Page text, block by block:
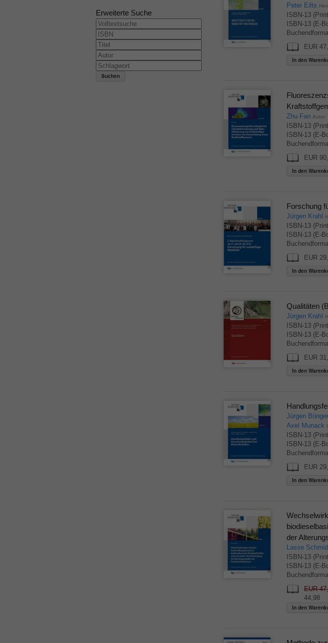
Erweiterte Suche
Peter Eilts
ISBN-13
ISBN-13 (E-
EUR
Zhu Fan Autor
ISBN-13
ISBN-13 (E-
EUR
Forschung
Jürgen Krahl
ISBN-13
ISBN-13 (E-
EUR
Qualitäten
Jürgen Krahl
ISBN-13
ISBN-13 (E-
EUR
Jürgen Bünger
Axel Munack
ISBN-13
ISBN-13 (E-
EUR
der
Lasse
ISBN-13
ISBN-13 (E-
EUR
44,98